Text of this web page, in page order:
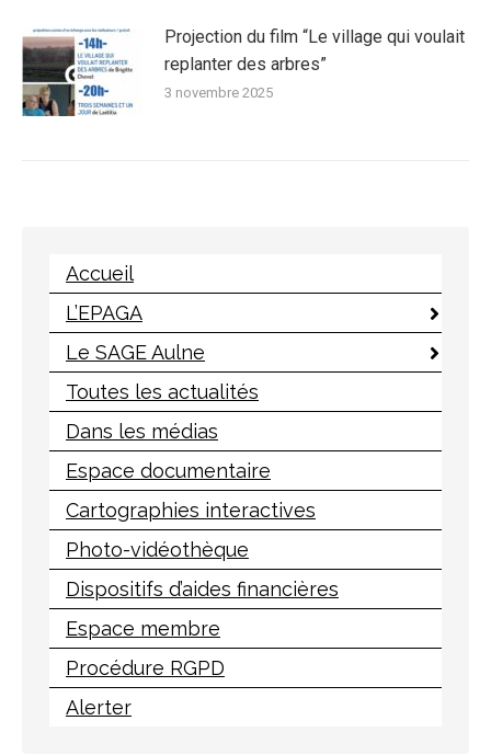
Projection du film “Le village qui voulait
replanter des arbres”
3 novembre 2025
Accueil
L’EPAGA
Le SAGE Aulne
Toutes les actualités
Dans les médias
Espace documentaire
Cartographies interactives
Photo-vidéothèque
Dispositifs d’aides financières
Espace membre
Procédure RGPD
Alerter